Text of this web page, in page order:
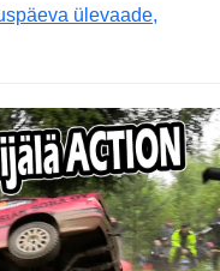
ülevaade,